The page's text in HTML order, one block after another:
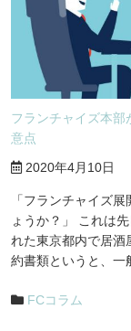
フランチャイズ本部
意点
2020年4月10日
「フランチャイズ
ょうか？」 これは
れた東京都内で居酒
約書類というと、
FCコラム